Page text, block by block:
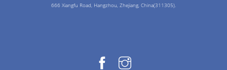
666 Xiangfu Road, Hangzhou, Zhejiang, China(311305).